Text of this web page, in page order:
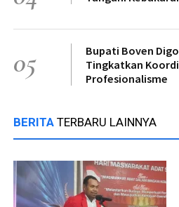
05
Bupati Boven
Tingkatkan
Profesionalisme
BERITA TERBARU LAINNYA